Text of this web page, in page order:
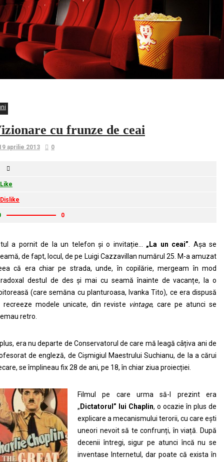
cu frunze de ceai
aprilie 2013 0
Like
Dislike
0
a pornit de la un telefon și o invitație… „La un ceai” . Așa se
de fapt, locul, de pe Luigi Cazzavillan numărul 25. M-a amuzat
că era chiar pe strada, unde, în copilărie, mergeam în mod
destul de des și mai cu seamă înainte de vacanțe, la o
(care semăna cu planturoasa, Ivanka Tito), ce era dispusă
recreeze modele unicate, din reviste vintage, care pe atunci se
retro.
era nu departe de Conservatorul de care mă leagă câțiva ani de
de engleză, de Cișmigiul Maestrului Suchianu, de la a cărui
se împlineau fix 28 de ani, pe 18, în chiar ziua proiecției.
Filmul pe care urma să-l prezint era
„ Dictatorul” lui Chaplin, o ocazie în plus de
explicare a mecanismului terorii, cu care ești
uneori nevoit să te confrunți, în viață. După
decenii întregi, sigur pe atunci încă nu se
inventase Internetul, dar poate că exista în